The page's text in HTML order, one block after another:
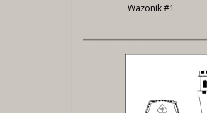
Wazonik #1